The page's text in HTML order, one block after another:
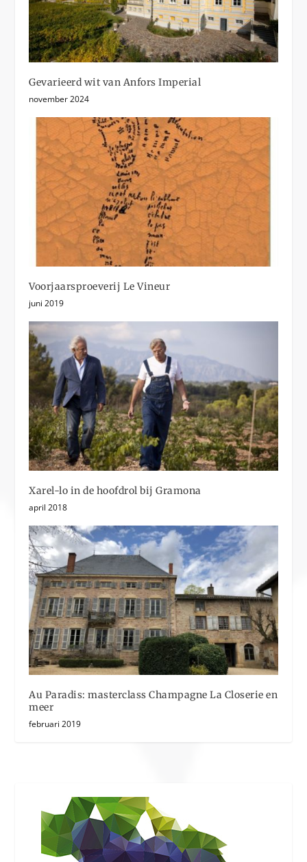
Gevarieerd wit van Anfors Imperial
november 2024
Voorjaarsproeverij Le Vineur
juni 2019
Xarel-lo in de hoofdrol bij Gramona
april 2018
Au Paradis: masterclass Champagne La Closerie en
meer
februari 2019